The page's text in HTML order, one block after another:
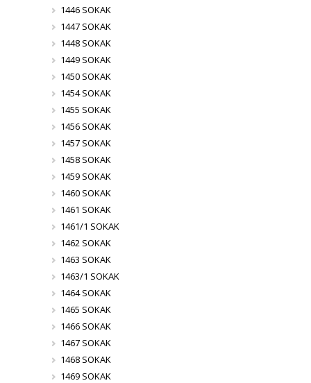
1446 SOKAK
1447 SOKAK
1448 SOKAK
1449 SOKAK
1450 SOKAK
1454 SOKAK
1455 SOKAK
1456 SOKAK
1457 SOKAK
1458 SOKAK
1459 SOKAK
1460 SOKAK
1461 SOKAK
1461/1 SOKAK
1462 SOKAK
1463 SOKAK
1463/1 SOKAK
1464 SOKAK
1465 SOKAK
1466 SOKAK
1467 SOKAK
1468 SOKAK
1469 SOKAK